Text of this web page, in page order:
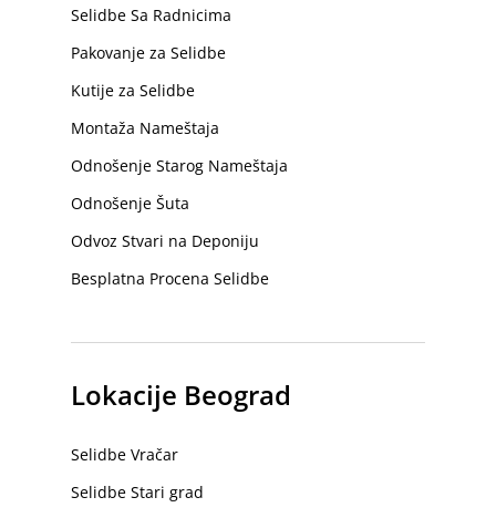
Selidbe Sa Radnicima
Pakovanje za Selidbe
Kutije za Selidbe
Montaža Nameštaja
Odnošenje Starog Nameštaja
Odnošenje Šuta
Odvoz Stvari na Deponiju
Besplatna Procena Selidbe
Lokacije Beograd
Selidbe Vračar
Selidbe Stari grad